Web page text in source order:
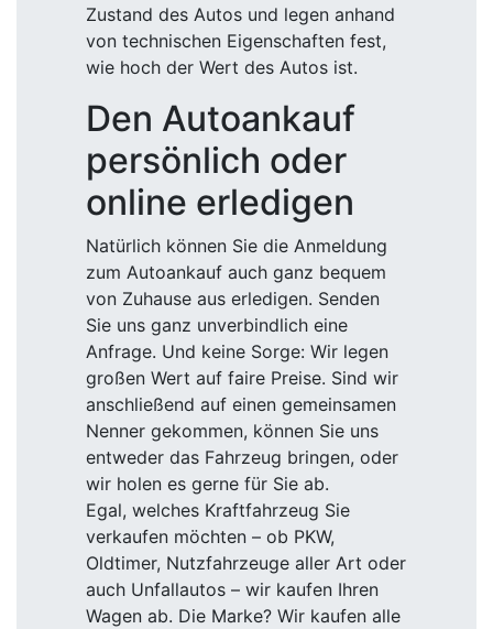
Zustand des Autos und legen anhand
von technischen Eigenschaften fest,
wie hoch der Wert des Autos ist.
Den Autoankauf
persönlich oder
online erledigen
Natürlich können Sie die Anmeldung
zum Autoankauf auch ganz bequem
von Zuhause aus erledigen. Senden
Sie uns ganz unverbindlich eine
Anfrage. Und keine Sorge: Wir legen
großen Wert auf faire Preise. Sind wir
anschließend auf einen gemeinsamen
Nenner gekommen, können Sie uns
entweder das Fahrzeug bringen, oder
wir holen es gerne für Sie ab.
Egal, welches Kraftfahrzeug Sie
verkaufen möchten – ob PKW,
Oldtimer, Nutzfahrzeuge aller Art oder
auch Unfallautos – wir kaufen Ihren
Wagen ab. Die Marke? Wir kaufen alle